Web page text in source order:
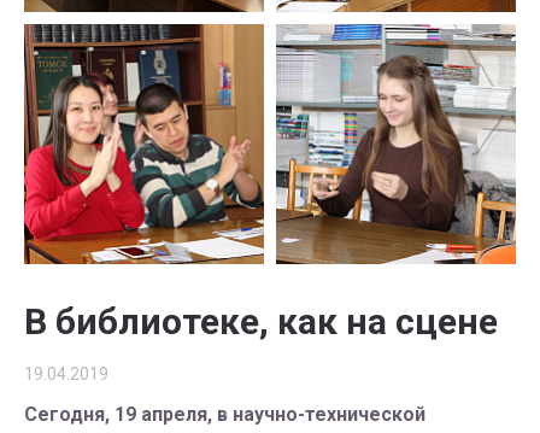
В библиотеке, как на сцене
19.04.2019
Сегодня, 19 апреля, в научно-технической